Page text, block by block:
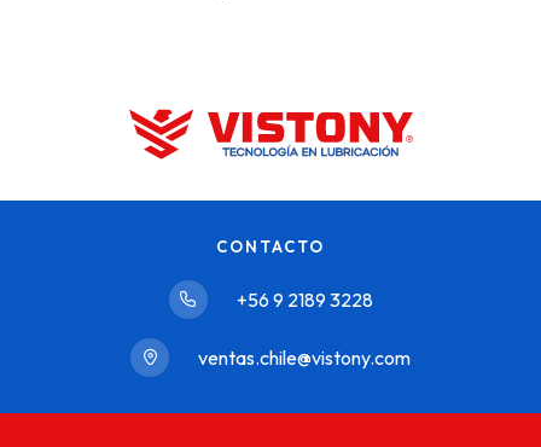
CONTACTO
+56 9 2189 3228
ventas.chile@vistony.com